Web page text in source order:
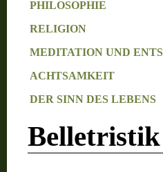
PHILOSOPHIE
RELIGION
MEDITATION UND
ACHTSAMKEIT
DER SINN DES LEBENS